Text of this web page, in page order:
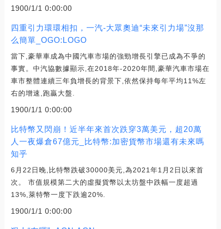
1900/1/1 0:00:00
四重引力環環相扣，一汽-大眾奧迪“未來引力場”沒那
么簡單_OGO:LOGO
當下,豪華車成為中國汽車市場的強勁增長引擎已成為不爭的
事實。中汽協數據顯示,在2018年-2020年間,豪華汽車市場在
車市整體連續三年負增長的背景下,依然保持每年平均11%左
右的增速,跑贏大盤.
1900/1/1 0:00:00
比特幣又閃崩！近半年來首次跌穿3萬美元，超20萬
人一夜爆倉67億元_比特幣:加密貨幣市場還有未來嗎
知乎
6月22日晚,比特幣跌破30000美元,為2021年1月2日以來首
次。 市值規模第二大的虛擬貨幣以太坊盤中跌幅一度超過
13%,萊特幣一度下跌逾20%.
1900/1/1 0:00:00